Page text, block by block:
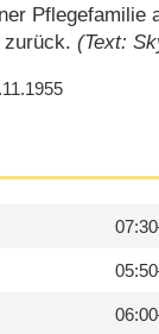
zurück.(Text: